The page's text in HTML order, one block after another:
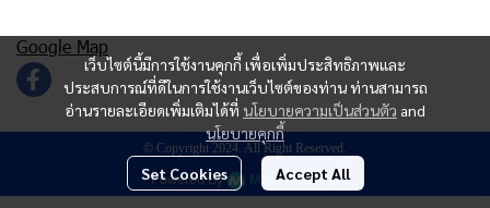
เว็บไซต์นี้มีการใช้งานคุกกี้ เพื่อเพิ่มประสิทธิภาพและ
ประสบการณ์ที่ดีในการใช้งานเว็บไซต์ของท่าน ท่านสามารถ
อ่านรายละเอียดเพิ่มเติมได้ที่ นโยบายความเป็นส่วนตัว and
นโยบายคุกกี้
Set Cookies Accept All
Google Map
© Copyright 2024. All Right Reserved.
Powered By MakeWebEasy